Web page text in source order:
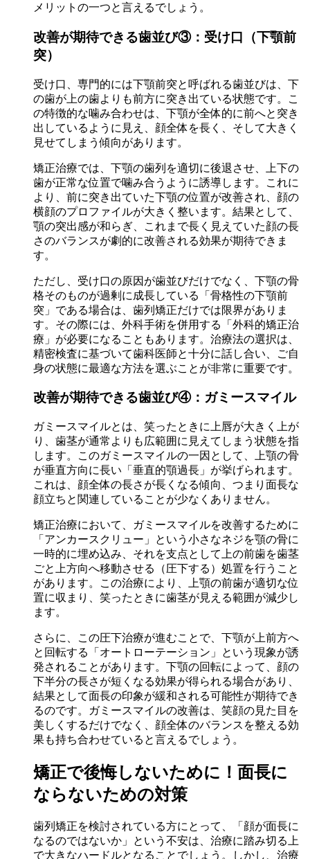
メリットの一つと言えるでしょう。
改善が期待できる歯並び③：受け口（下顎前
突）
受け口、専門的には下顎前突と呼ばれる歯並びは、下
の歯が上の歯よりも前方に突き出ている状態です。こ
の特徴的な噛み合わせは、下顎が全体的に前へと突き
出しているように見え、顔全体を長く、そして大きく
見せてしまう傾向があります。
矯正治療では、下顎の歯列を適切に後退させ、上下の
歯が正常な位置で噛み合うように誘導します。これに
より、前に突き出ていた下顎の位置が改善され、顔の
横顔のプロファイルが大きく整います。結果として、
顎の突出感が和らぎ、これまで長く見えていた顔の長
さのバランスが劇的に改善される効果が期待できま
す。
ただし、受け口の原因が歯並びだけでなく、下顎の骨
格そのものが過剰に成長している「骨格性の下顎前
突」である場合は、歯列矯正だけでは限界がありま
す。その際には、外科手術を併用する「外科的矯正治
療」が必要になることもあります。治療法の選択は、
精密検査に基づいて歯科医師と十分に話し合い、ご自
身の状態に最適な方法を選ぶことが非常に重要です。
改善が期待できる歯並び④：ガミースマイル
ガミースマイルとは、笑ったときに上唇が大きく上が
り、歯茎が通常よりも広範囲に見えてしまう状態を指
します。このガミースマイルの一因として、上顎の骨
が垂直方向に長い「垂直的顎過長」が挙げられます。
これは、顔全体の長さが長くなる傾向、つまり面長な
顔立ちと関連していることが少なくありません。
矯正治療において、ガミースマイルを改善するために
「アンカースクリュー」という小さなネジを顎の骨に
一時的に埋め込み、それを支点として上の前歯を歯茎
ごと上方向へ移動させる（圧下する）処置を行うこと
があります。この治療により、上顎の前歯が適切な位
置に収まり、笑ったときに歯茎が見える範囲が減少し
ます。
さらに、この圧下治療が進むことで、下顎が上前方へ
と回転する「オートローテーション」という現象が誘
発されることがあります。下顎の回転によって、顔の
下半分の長さが短くなる効果が得られる場合があり、
結果として面長の印象が緩和される可能性が期待でき
るのです。ガミースマイルの改善は、笑顔の見た目を
美しくするだけでなく、顔全体のバランスを整える効
果も持ち合わせていると言えるでしょう。
矯正で後悔しないために！面長に
ならないための対策
歯列矯正を検討されている方にとって、「顔が面長に
なるのではないか」という不安は、治療に踏み切る上
で大きなハードルとなることでしょう。しかし、治療